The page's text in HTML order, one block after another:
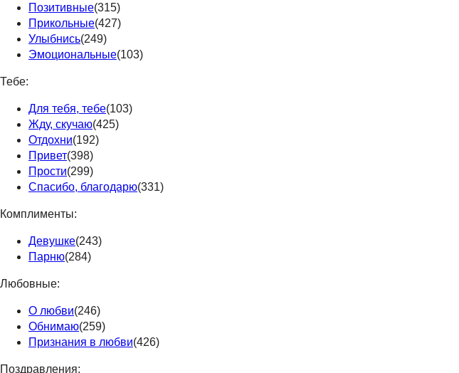
Позитивные(315)
Прикольные(427)
Улыбнись(249)
Эмоциональные(103)
Тебе:
Для тебя, тебе(103)
Жду, скучаю(425)
Отдохни(192)
Привет(398)
Прости(299)
Спасибо, благодарю(331)
Комплименты:
Девушке(243)
Парню(284)
Любовные:
О любви(246)
Обнимаю(259)
Признания в любви(426)
Поздравления: